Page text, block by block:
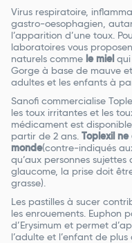
Virus respiratoire,
gastro-oesophagien,
l’apparition d’une toux.
laboratoires vous
naturels comme le miel qui
Gorge à base de mauve
adultes et les enfants à
Sanofi commercialise
les toux irritantes et les
médicament est
partir de 2 ans. Toplexil
monde(contre-indiqués
qu’aux personnes
glaucome, la prise doit
grasse).
Les pastilles à sucer
les enrouements. Euphon
d’Erysimum et permet
l’adulte et l’enfant de